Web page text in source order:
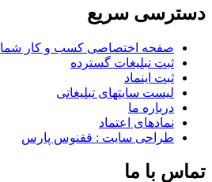
دسترسی سریع
صفحه اختصاصی کسب و کار شما
ثبت تبلیغات گسترده
ثبت اینماد
لیست سایتهای تبلیغاتی
درباره ما
نمادهای اعتماد
طراحی سایت : ققنوس پارس
تماس با ما